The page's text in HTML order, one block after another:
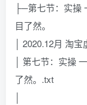
├─第七节：实操
目了然。
│ 2020.12月 淘
│ 第七节：实操
了然。.txt